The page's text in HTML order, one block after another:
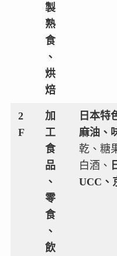
製
熟
食
、
烘
焙
2
F
加
工
食
品
、
零
食
、
飲
日本特
麻油、
乾、糖
白酒、
UCC、